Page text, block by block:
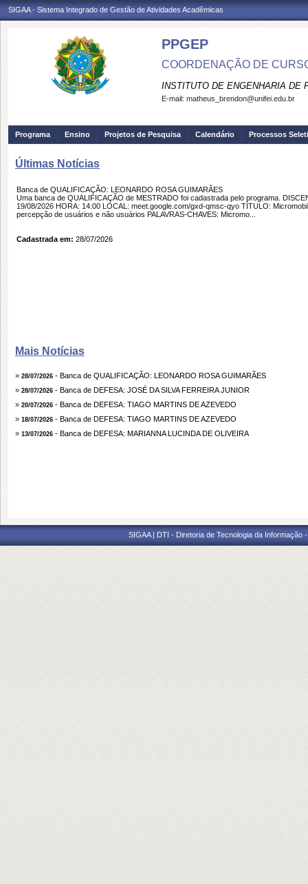
SIGAA - Sistema Integrado de Gestão de Atividades Acadêmicas
PPGEP
COORDENAÇÃO DE
INSTITUTO DE ENGENHARIA DE
E-mail: matheus_brendon@unifei.edu.br
Programa Ensino Projetos de Pesquisa Calendário Processos
Últimas Notícias
Banca de QUALIFICAÇÃO: LEONARDO ROSA GUIMARÃES
Uma banca de QUALIFICAÇÃO de MESTRADO foi cadastrada pelo programa.
19/08/2026 HORA: 14:00 LOCAL: meet.google.com/gxd-qmsc-qyo TÍTULO:
percepção de usuários e não usuários PALAVRAS-CHAVES: Micromo...
Cadastrada em: 28/07/2026
Mais Notícias
» 28/07/2026 - Banca de QUALIFICAÇÃO: LEONARDO ROSA GUIMARÃES
» 28/07/2026 - Banca de DEFESA: JOSÉ DA SILVA FERREIRA JUNIOR
» 20/07/2026 - Banca de DEFESA: TIAGO MARTINS DE AZEVEDO
» 18/07/2026 - Banca de DEFESA: TIAGO MARTINS DE AZEVEDO
» 13/07/2026 - Banca de DEFESA: MARIANNA LUCINDA DE OLIVEIRA
SIGAA | DTI - Diretoria de Tecnologia da